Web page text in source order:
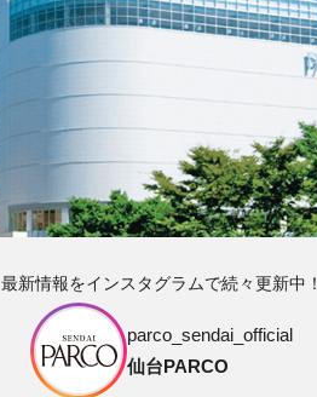
最新情報をインスタグラムで続々更新中！
parco_sendai_official
仙台PARCO